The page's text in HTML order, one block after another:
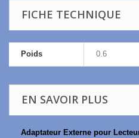
FICHE TECHNIQUE
Poids 0.6
EN SAVOIR PLUS
Adaptateur Externe pour